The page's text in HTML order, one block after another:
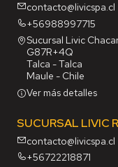
contacto@livicspa.cl
+56988997715
Sucursal Livic
G87R+4Q
Talca - Talca
Maule - Chile
Ver más detalles
SUCURSAL LIVIC
contacto@livicspa.cl
+56722218871